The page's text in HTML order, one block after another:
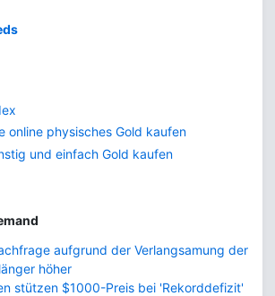
online physisches Gold kaufen
und einfach Gold kaufen
aufgrund der Verlangsamung der
höher
stützen $1000-Preis bei 'Rekorddefizit'